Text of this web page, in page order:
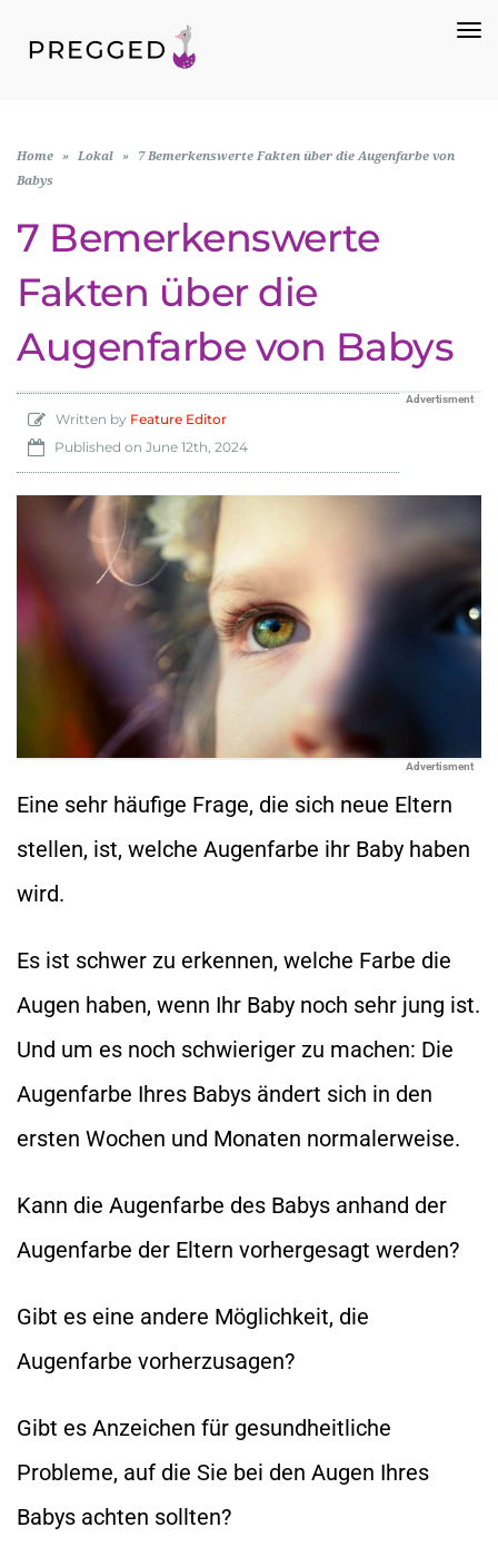
Home » Lokal »
7 Bemerkenswerte Fakten über die Augenfarbe von
Babys
7 Bemerkenswerte
Fakten über die
Augenfarbe von Babys
Advertisment
Written by Feature Editor
Published on June 12th, 2024
Advertisment
Eine sehr häufige Frage, die sich neue Eltern
stellen, ist, welche Augenfarbe ihr Baby haben
wird.
Es ist schwer zu erkennen, welche Farbe die
Augen haben, wenn Ihr Baby noch sehr jung ist.
Und um es noch schwieriger zu machen: Die
Augenfarbe Ihres Babys ändert sich in den
ersten Wochen und Monaten normalerweise.
Kann die Augenfarbe des Babys anhand der
Augenfarbe der Eltern vorhergesagt werden?
Gibt es eine andere Möglichkeit, die
Augenfarbe vorherzusagen?
Gibt es Anzeichen für gesundheitliche
Probleme, auf die Sie bei den Augen Ihres
Babys achten sollten?